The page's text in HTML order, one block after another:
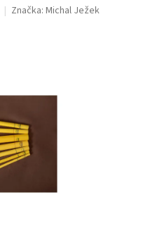
Značka: Michal Ježek